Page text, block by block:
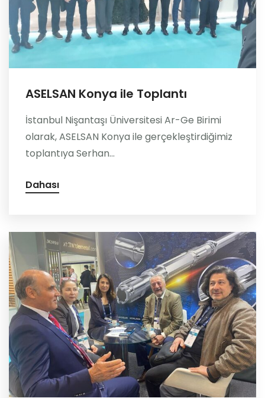
ASELSAN Konya ile Toplantı
İstanbul Nişantaşı Üniversitesi Ar-Ge Birimi
olarak, ASELSAN Konya ile gerçekleştirdiğimiz
toplantıya Serhan...
Dahası